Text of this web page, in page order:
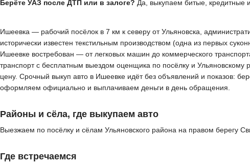
Берёте УАЗ после ДТП или в залоге? Да, выкупаем битые, кредитные
Ишеевка — рабочий посёлок в 7 км к северу от Ульяновска,
исторически известен текстильным производством (одна из первых
Ишеевке востребован — от легковых машин до коммерческого
транспорт с бесплатным выездом оценщика по посёлку и Ульяновскому
цену. Срочный выкуп авто в Ишеевке идёт без объявлений и показов:
оформляем официально и выплачиваем деньги в день обращения.
Районы и сёла, где выкупаем авто
Выезжаем по посёлку и сёлам Ульяновского района на правом берегу
Где встречаемся